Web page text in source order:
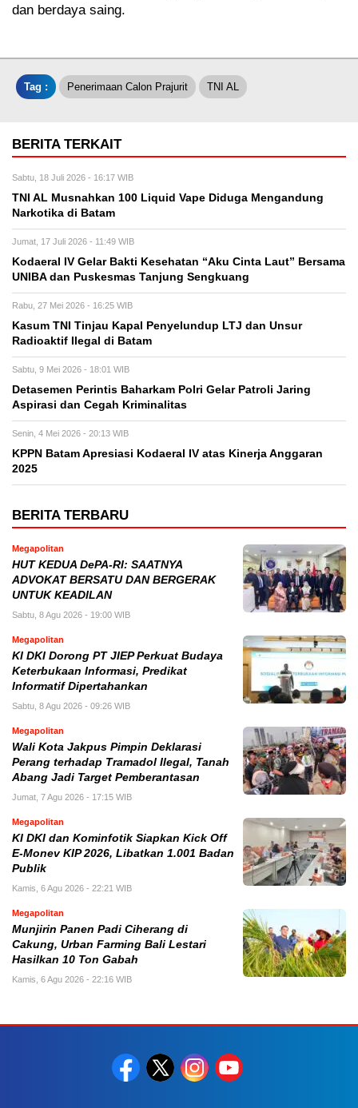
dan berdaya saing.
Tag : Penerimaan Calon Prajurit TNI AL
BERITA TERKAIT
Sabtu, 18 Juli 2026 - 16:17 WIB
TNI AL Musnahkan 100 Liquid Vape Diduga Mengandung
Narkotika di Batam
Jumat, 17 Juli 2026 - 11:49 WIB
Kodaeral IV Gelar Bakti Kesehatan “Aku Cinta Laut” Bersama
UNIBA dan Puskesmas Tanjung Sengkuang
Rabu, 27 Mei 2026 - 16:25 WIB
Kasum TNI Tinjau Kapal Penyelundup LTJ dan Unsur
Radioaktif Ilegal di Batam
Sabtu, 9 Mei 2026 - 18:01 WIB
Detasemen Perintis Baharkam Polri Gelar Patroli Jaring
Aspirasi dan Cegah Kriminalitas
Senin, 4 Mei 2026 - 20:13 WIB
KPPN Batam Apresiasi Kodaeral IV atas Kinerja Anggaran
2025
BERITA TERBARU
Megapolitan
HUT KEDUA DePA-RI: SAATNYA
ADVOKAT BERSATU DAN BERGERAK
UNTUK KEADILAN
Sabtu, 8 Agu 2026 - 19:00 WIB
Megapolitan
KI DKI Dorong PT JIEP Perkuat Budaya
Keterbukaan Informasi, Predikat
Informatif Dipertahankan
Sabtu, 8 Agu 2026 - 09:26 WIB
Megapolitan
Wali Kota Jakpus Pimpin Deklarasi
Perang terhadap Tramadol Ilegal, Tanah
Abang Jadi Target Pemberantasan
Jumat, 7 Agu 2026 - 17:15 WIB
Megapolitan
KI DKI dan Kominfotik Siapkan Kick Off
E-Monev KIP 2026, Libatkan 1.001 Badan
Publik
Kamis, 6 Agu 2026 - 22:21 WIB
Megapolitan
Munjirin Panen Padi Ciherang di
Cakung, Urban Farming Bali Lestari
Hasilkan 10 Ton Gabah
Kamis, 6 Agu 2026 - 22:16 WIB